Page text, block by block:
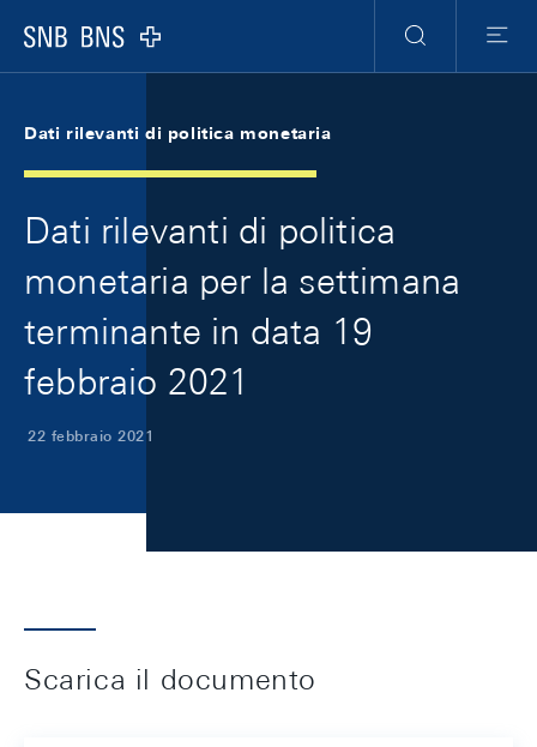
Logo
Ricerca
Menu
Dati rilevanti di politica monetaria
Dati rilevanti di politica
monetaria per la settimana
terminante in data 19
febbraio 2021
22 febbraio 2021
Scarica il documento